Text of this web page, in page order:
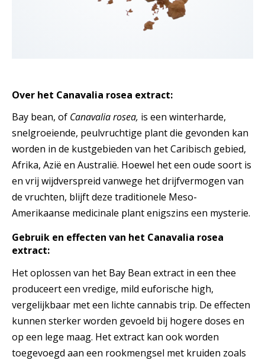
Over het Canavalia rosea extract:
Bay bean, of Canavalia rosea, is een winterharde,
snelgroeiende, peulvruchtige plant die gevonden kan
worden in de kustgebieden van het Caribisch gebied,
Afrika, Azië en Australië. Hoewel het een oude soort is
en vrij wijdverspreid vanwege het drijfvermogen van
de vruchten, blijft deze traditionele Meso-
Amerikaanse medicinale plant enigszins een mysterie.
Gebruik en effecten van het Canavalia rosea
extract:
Het oplossen van het Bay Bean extract in een thee
produceert een vredige, mild euforische high,
vergelijkbaar met een lichte cannabis trip. De effecten
kunnen sterker worden gevoeld bij hogere doses en
op een lege maag. Het extract kan ook worden
toegevoegd aan een rookmengsel met kruiden zoals